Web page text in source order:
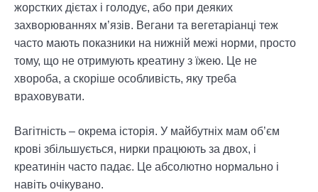
жорстких дієтах і голодує, або при деяких
захворюваннях м’язів. Вегани та вегетаріанці теж
часто мають показники на нижній межі норми, просто
тому, що не отримують креатину з їжею. Це не
хвороба, а скоріше особливість, яку треба
враховувати.
Вагітність – окрема історія. У майбутніх мам об’єм
крові збільшується, нирки працюють за двох, і
креатинін часто падає. Це абсолютно нормально і
навіть очікувано.